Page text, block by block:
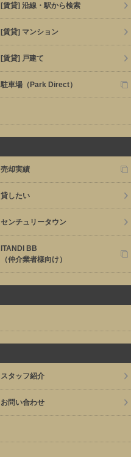
[賃貸] 沿線・駅から検索
[賃貸] マンション
[賃貸] 戸建て
駐車場（Park Direct）
売却実績
貸したい
センチュリータウン
ITANDI BB
（仲介業者様向け）
スタッフ紹介
お問い合わせ